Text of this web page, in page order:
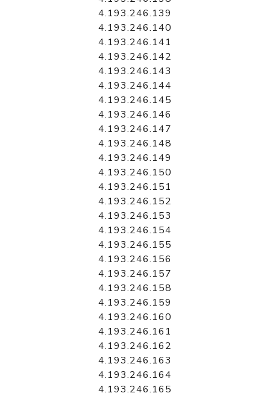
4.193.246.139
4.193.246.140
4.193.246.141
4.193.246.142
4.193.246.143
4.193.246.144
4.193.246.145
4.193.246.146
4.193.246.147
4.193.246.148
4.193.246.149
4.193.246.150
4.193.246.151
4.193.246.152
4.193.246.153
4.193.246.154
4.193.246.155
4.193.246.156
4.193.246.157
4.193.246.158
4.193.246.159
4.193.246.160
4.193.246.161
4.193.246.162
4.193.246.163
4.193.246.164
4.193.246.165